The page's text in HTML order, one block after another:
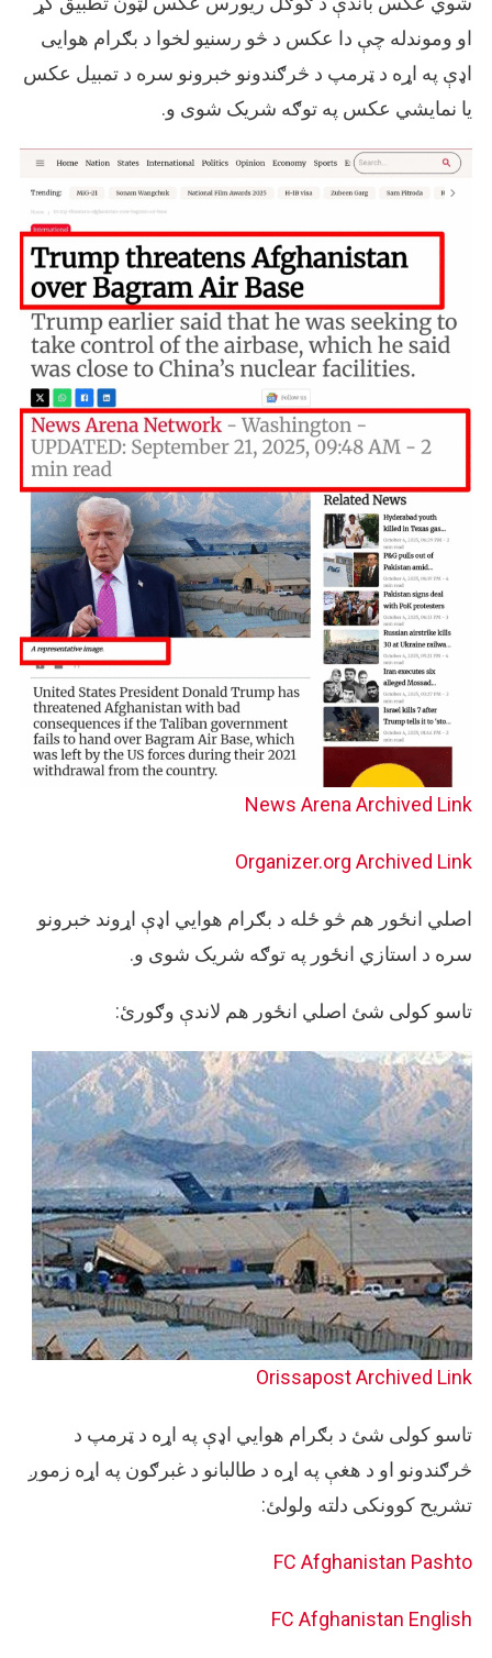
او وموندله چې دا عکس د څو رسنیو لخوا د بګرام هوایی
اډې په اړه د ټرمپ د څرګندونو خبرونو سره د تمبیل عکس
یا نمایشي عکس په توګه شریک شوی و.
News Arena Archived Link
Organizer.org Archived Link
اصلي انځور هم څو ځله د بګرام هوايي اډې اړوند خبرونو
سره د استازي انځور په توګه شریک شوی و.
تاسو کولی شئ اصلي انځور هم لاندې وګورئ:
OrissapostArchived Link
تاسو کولی شئ د بګرام هوايي اډې په اړه د ټرمپ د
څرګندونو او د هغې په اړه د طالبانو د غبرګون په اړه زموږ
تشریح کوونکی دلته ولولئ:
FC Afghanistan Pashto
FC Afghanistan English